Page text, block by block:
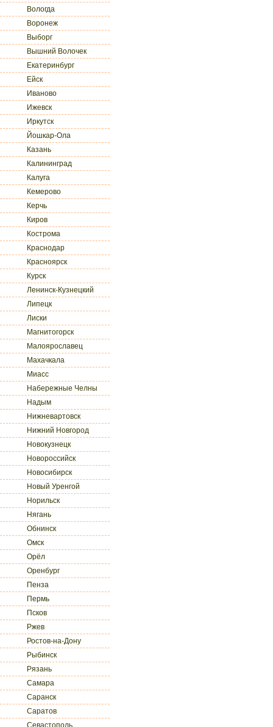
Вологда
Воронеж
Выборг
Вышний Волочек
Екатеринбург
Ейск
Иваново
Ижевск
Иркутск
Йошкар-Ола
Казань
Калининград
Калуга
Кемерово
Керчь
Киров
Кострома
Краснодар
Красноярск
Курск
Ленинск-Кузнецкий
Липецк
Лиски
Магнитогорск
Малоярославец
Махачкала
Миасс
Набережные Челны
Надым
Нижневартовск
Нижний Новгород
Новокузнецк
Новороссийск
Новосибирск
Новый Уренгой
Норильск
Нягань
Обнинск
Омск
Орёл
Оренбург
Пенза
Пермь
Псков
Ржев
Ростов-на-Дону
Рыбинск
Рязань
Самара
Саранск
Саратов
Севастополь